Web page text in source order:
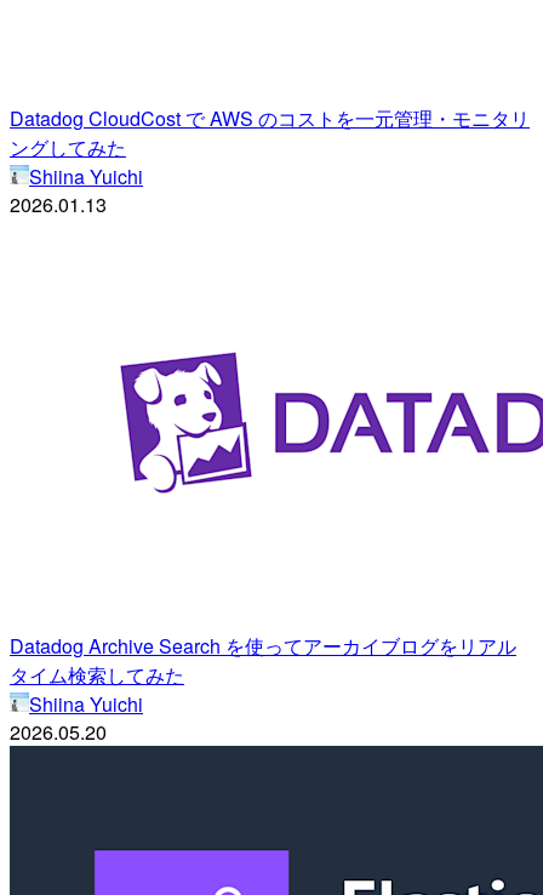
Datadog CloudCost で AWS のコストを一元管理・モニタリ
ングしてみた
Shiina Yuichi
2026.01.13
Datadog Archive Search を使ってアーカイブログをリアル
タイム検索してみた
Shiina Yuichi
2026.05.20